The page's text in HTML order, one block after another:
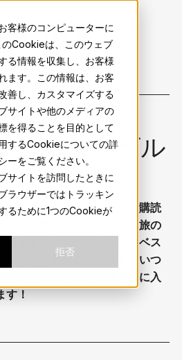
客様のコンピューターに
Cookieは、このウェブ
る情報を収集し、お客様
ます。この情報は、お客
善し、カスタマイズする
サイトや他のメディアの
を得ることを目的として
するCookieについての詳
ーをご覧ください。
サイトを訪問したときに
ラウザーではトラッキン
るために1つのCookieが
拒否
ミゲルの魅力を体験しよう。
もサンミゲル
る
ンデのニュースレターをご購読
や文化的ハイライトから、旅の
至るまで、この特別な街のベス
クスに直接お届けします。いつ
ができますが、この旅を気に入
す！